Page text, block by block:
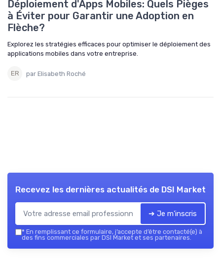
Déploiement d'Apps Mobiles: Quels Pièges
à Éviter pour Garantir une Adoption en
Flèche?
Explorez les stratégies efficaces pour optimiser le déploiement des
applications mobiles dans votre entreprise.
par Elisabeth Roché
Recevez les dernières actualités de DSI Market
➔ Je m'inscris
* En remplissant ce formulaire, j’accepte d’être contacté(e) à
des fins commerciales par DSI Market et ses partenaires.